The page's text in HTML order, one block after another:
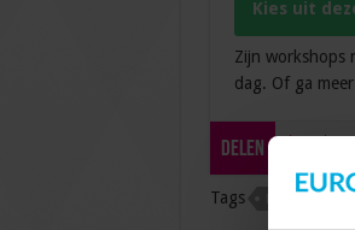
Kies uit
Zijn workshops
dag. Of ga
Delen tweet
Tags